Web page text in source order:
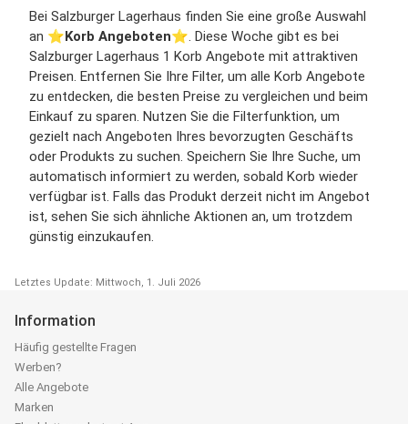
Bei Salzburger Lagerhaus finden Sie eine große Auswahl
an ⭐️Korb Angeboten⭐️. Diese Woche gibt es bei
Salzburger Lagerhaus 1 Korb Angebote mit attraktiven
Preisen. Entfernen Sie Ihre Filter, um alle Korb Angebote
zu entdecken, die besten Preise zu vergleichen und beim
Einkauf zu sparen. Nutzen Sie die Filterfunktion, um
gezielt nach Angeboten Ihres bevorzugten Geschäfts
oder Produkts zu suchen. Speichern Sie Ihre Suche, um
automatisch informiert zu werden, sobald Korb wieder
verfügbar ist. Falls das Produkt derzeit nicht im Angebot
ist, sehen Sie sich ähnliche Aktionen an, um trotzdem
günstig einzukaufen.
Letztes Update: Mittwoch, 1. Juli 2026
Information
Häufig gestellte Fragen
Werben?
Alle Angebote
Marken